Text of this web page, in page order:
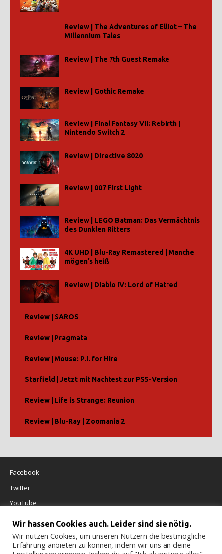
Review | The Adventures of Elliot – The
Millennium Tales
Review | The 7th Guest Remake
Review | Gothic Remake
Review | Final Fantasy VII: Rebirth |
Nintendo Switch 2
Review | Directive 8020
Review | 007 First Light
Review | LEGO Batman: Das Vermächtnis
des Dunklen Ritters
4K UHD | Blu-Ray Remastered | Manche
mögen’s heiß
Review | Diablo IV: Lord of Hatred
Review | SAROS
Review | Pragmata
Review | Mouse: P.I. for Hire
Starfield | Jetzt mit Nachtest zur PS5-Version
Review | Life is Strange: Reunion
Review | Blu-Ray | Zoomania 2
Facebook
Twitter
YouTube
Datenschutzerklärung
Impressum
Wir hassen Cookies auch. Leider sind sie nötig.
Wir nutzen Cookies, um unseren Nutzern die bestmögliche
Erfahrung anbieten zu können, indem wir uns an deine